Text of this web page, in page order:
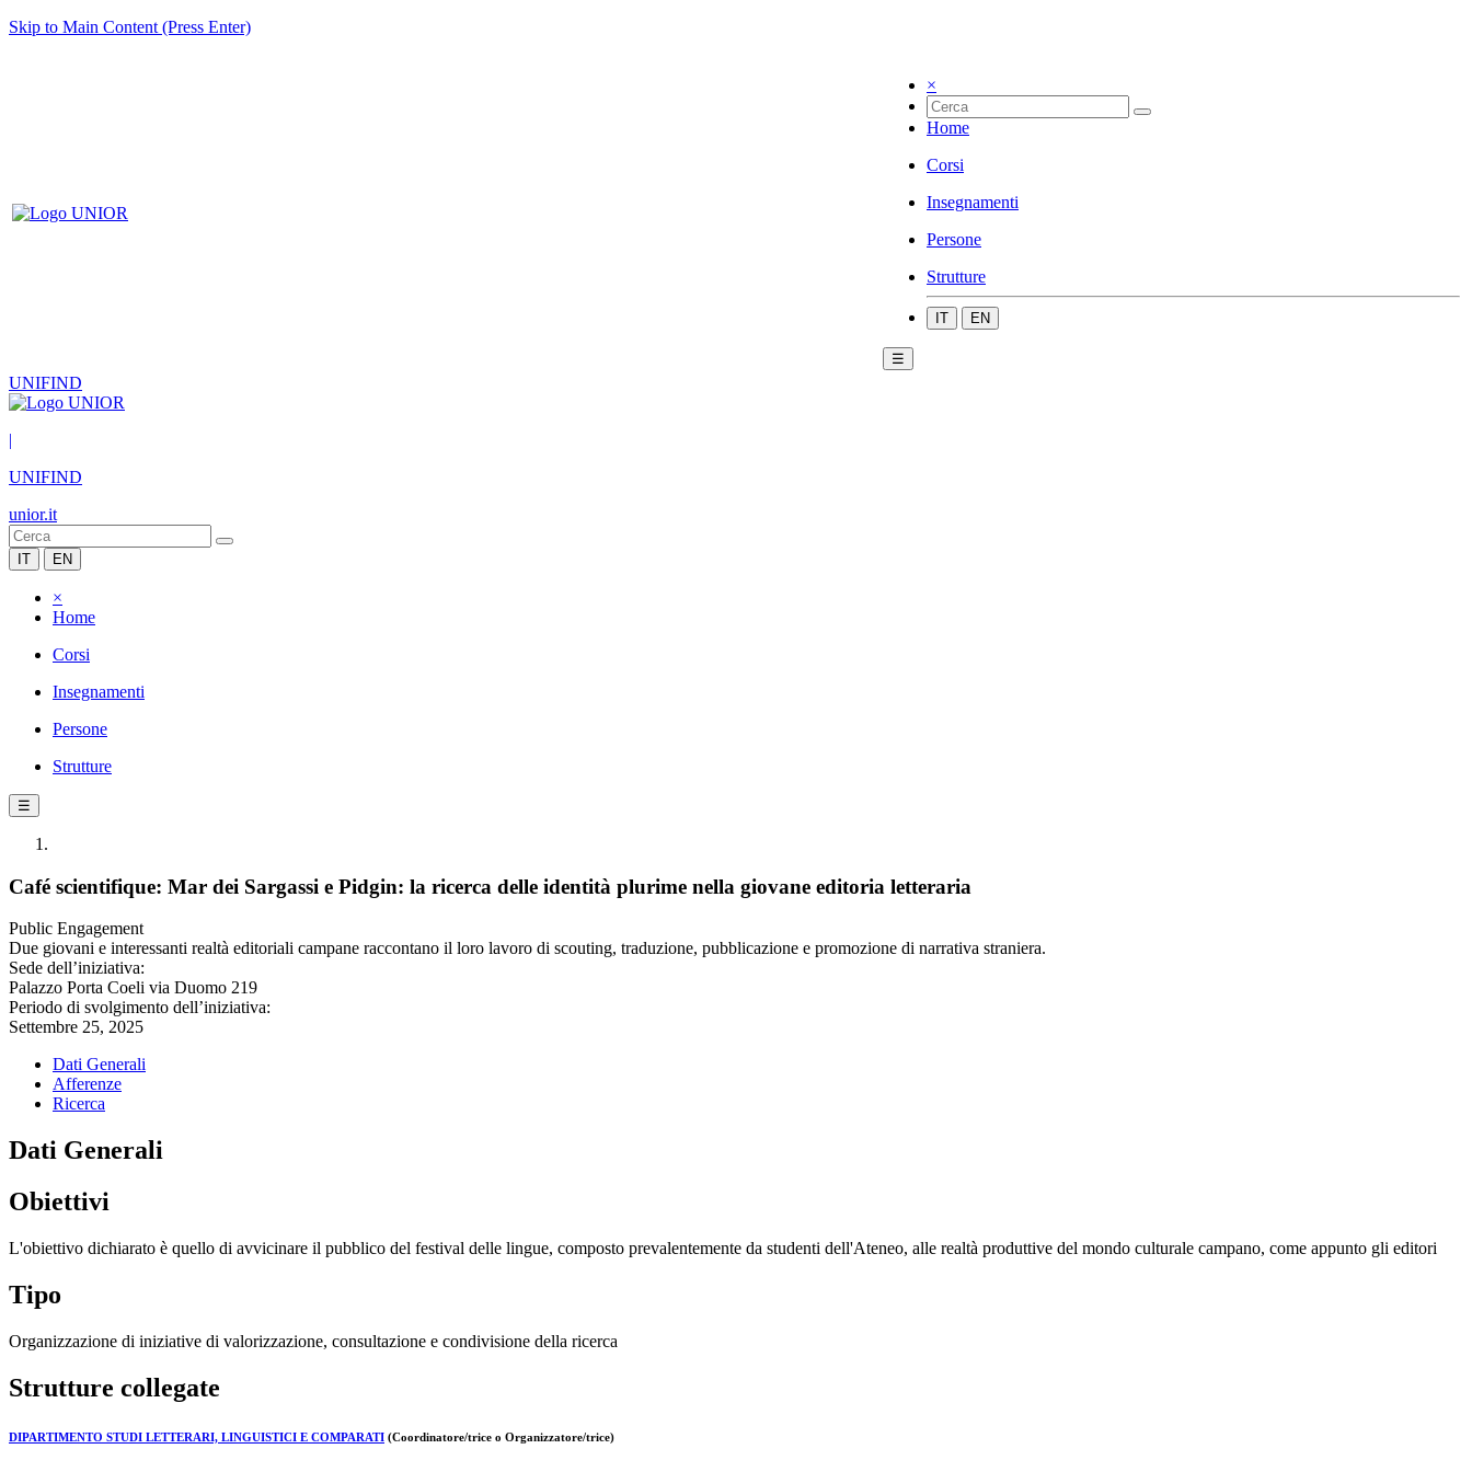
Skip to Main Content (Press Enter)
×
Home
Corsi
Insegnamenti
Persone
Strutture
IT EN
☰
UNIFIND
|
UNIFIND
unior.it
IT EN
×
Home
Corsi
Insegnamenti
Persone
Strutture
☰
Café scientifique: Mar dei Sargassi e Pidgin: la ricerca delle identità plurime nella giovane editoria letteraria
Public Engagement
Due giovani e interessanti realtà editoriali campane raccontano il loro lavoro di scouting, traduzione, pubblicazione e promozione di narrativa straniera.
Sede dell’iniziativa:
Palazzo Porta Coeli via Duomo 219
Periodo di svolgimento dell’iniziativa:
Settembre 25, 2025
Dati Generali
Afferenze
Ricerca
Dati Generali
Obiettivi
L'obiettivo dichiarato è quello di avvicinare il pubblico del festival delle lingue, composto prevalentemente da studenti dell'Ateneo, alle realtà produttive del mondo culturale campano, come appunto gli editori
Tipo
Organizzazione di iniziative di valorizzazione, consultazione e condivisione della ricerca
Strutture collegate
DIPARTIMENTO STUDI LETTERARI, LINGUISTICI E COMPARATI (Coordinatore/trice o Organizzatore/trice)